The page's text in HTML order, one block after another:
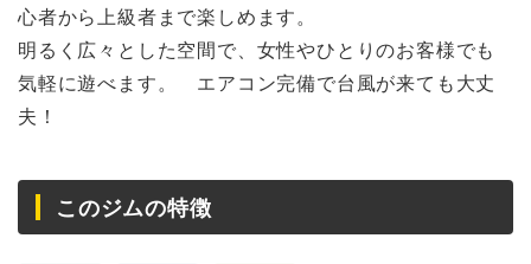
心者から上級者まで楽しめます。
明るく広々とした空間で、女性やひとりのお客様でも
気軽に遊べます。 エアコン完備で台風が来ても大丈
夫！
このジムの特徴